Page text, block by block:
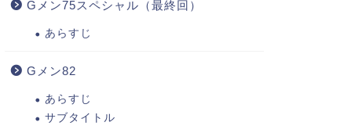
Gメン75スペシャル（最終回）
あらすじ
Gメン82
あらすじ
サブタイトル